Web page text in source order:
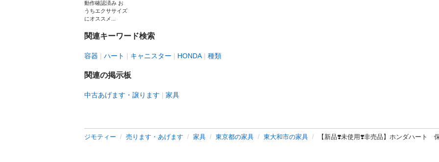
動作確認済み お
うちエクササイズ
にオススメ...
関連キーワード検索
容器 ハート キャニスター HONDA 種類
関連の掲示板
中古あげます・譲ります 家具
ジモティー 売ります・あげます 家具 東京都の家具 東大和市の家具 【新品❣️未使用❣️非売品】ホンダハート